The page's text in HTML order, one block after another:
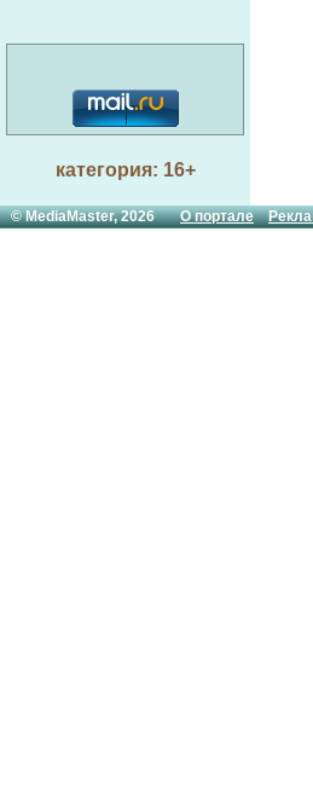
категория: 16+
© MediaMaster, 2026О портале